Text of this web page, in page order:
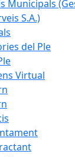
Municipals
S.A.)
del Ple
Virtual